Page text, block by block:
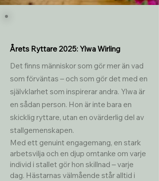
Årets Ryttare 2025: Ylwa Wirling
Det finns människor som gör mer än vad
som förväntas – och som gör det med en
självklarhet som inspirerar andra. Ylwa är
en sådan person. Hon är inte bara en
skicklig ryttare, utan en ovärderlig del av
stallgemenskapen.
Med ett genuint engagemang, en stark
arbetsvilja och en djup omtanke om varje
individ i stallet gör hon skillnad – varje
dag. Hästarnas välmående står alltid i